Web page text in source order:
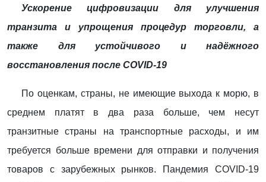
Ускорение цифровизации для улучшения
транзита и упрощения процедур торговли, а
также для устойчивого и надёжного
восстановления после COVID-19
По оценкам, страны, не имеющие выхода к морю, в
среднем платят в два раза больше, чем несут
транзитные страны на транспортные расходы, и им
требуется больше времени для отправки и получения
товаров с зарубежных рынков. Пандемия COVID-19